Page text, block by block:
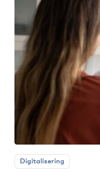
Digitalisering